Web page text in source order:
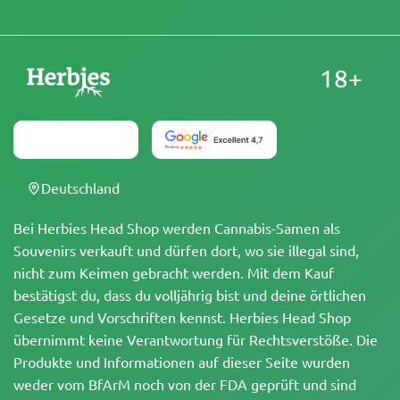
Bei Herbies Head Shop werden Cannabis-Samen als
Souvenirs verkauft und dürfen dort, wo sie illegal sind,
nicht zum Keimen gebracht werden. Mit dem Kauf
bestätigst du, dass du volljährig bist und deine örtlichen
Gesetze und Vorschriften kennst. Herbies Head Shop
übernimmt keine Verantwortung für Rechtsverstöße. Die
Produkte und Informationen auf dieser Seite wurden
weder vom BfArM noch von der FDA geprüft und sind
18+
Deutschland